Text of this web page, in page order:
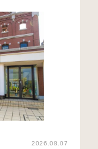
2026.08.07